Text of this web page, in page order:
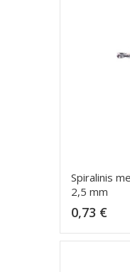
Spiralinis
2,5 mm
0,73 €